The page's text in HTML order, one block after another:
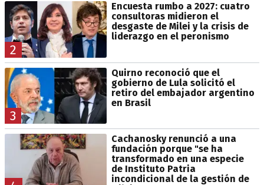
2
Encuesta rumbo a 2027: cuatro
consultoras midieron el
desgaste de Milei y la crisis de
liderazgo en el peronismo
3
Quirno reconoció que el
gobierno de Lula solicitó el
retiro del embajador argentino
en Brasil
Cachanosky renunció a una
fundación porque "se ha
transformado en una especie
de Instituto Patria
incondicional de la gestión de